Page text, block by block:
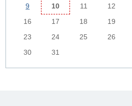
9
10 11 12
16
17 18 19
23
24 25 26
30
31